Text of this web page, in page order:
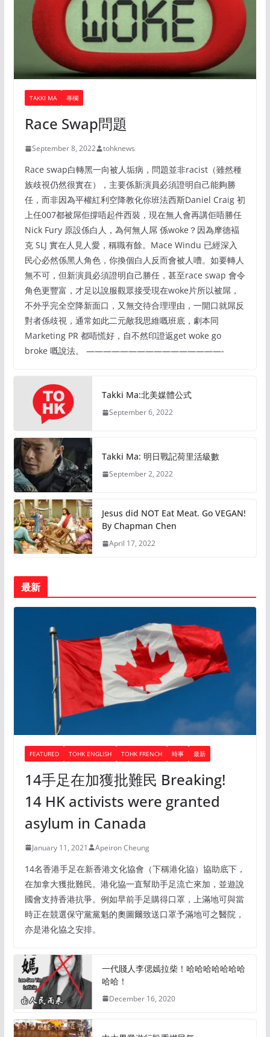
TAKKI MA 專欄
Race Swap問題
September 8, 2022 tohknews
Race swap白轉黑一向被人垢病，問題並非racist（雖然種
族歧視仍然很實在），主要係新演員必須證明自己能夠勝
任，而非因為平權紅利空降教化你班法西斯Daniel Craig 初
上任007都被屌佢撐唔起件西裝，現在無人會再講佢唔勝任
Nick Fury 原設係白人，為何無人屌 係woke？因為摩德褔
克 SLJ 實在人見人愛，稱職有餘。Mace Windu 已經深入
民心必然係黑人角色，你換個白人反而會被人嘈。如要轉人
無不可，但新演員必須證明自己勝任，甚至race swap 會令
角色更豐富，才足以說服觀眾接受現在woke片所以被屌，
不外乎完全空降新面口，又無交待合理理由，一開口就屌反
對者係歧視，通常如此二元敵我思維嘅班底，劇本同
Marketing PR 都唔慌好，自不然印證返get woke go
broke 嘅說法。 ————————————————-
Takki Ma:北美媒體公式
September 6, 2022
Takki Ma: 明日戰記荷里活級數
September 2, 2022
Jesus did NOT Eat Meat. Go VEGAN!
By Chapman Chen
April 17, 2022
最新
FEATURED TOHK ENGLISH TOHK FRENCH 時事 最新
14手足在加獲批難民 Breaking!
14 HK activists were granted
asylum in Canada
January 11, 2021 Apeiron Cheung
14名香港手足在新香港文化協會（下稱港化協）協助底下，
在加拿大獲批難民。港化協一直幫助手足流亡來加，並遊說
國會支持香港抗爭。例如早前手足購得口罩，上滿地可與當
時正在競選保守黨黨魁的奧圖爾致送口罩予滿地可之醫院，
亦是港化協之安排。
一代賤人李偲嫣拉柴！哈哈哈哈哈哈哈
哈哈！
December 16, 2020